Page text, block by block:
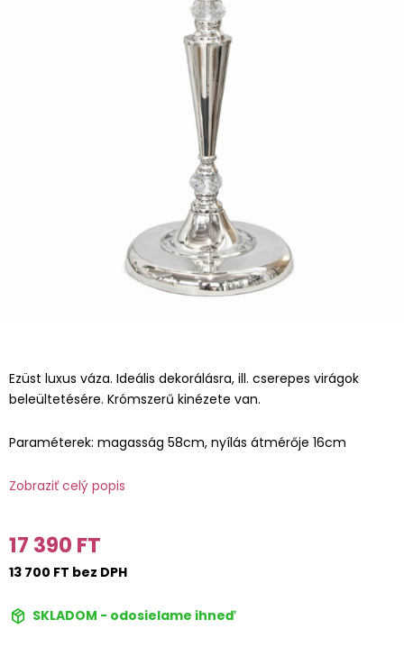
Ezüst luxus váza. Ideális dekorálásra, ill. cserepes virágok
beleültetésére. Krómszerű kinézete van.
Paraméterek: magasság 58cm, nyílás átmérője 16cm
Zobraziť celý popis
17 390 FT
13 700 FT bez DPH
SKLADOM - odosielame ihneď